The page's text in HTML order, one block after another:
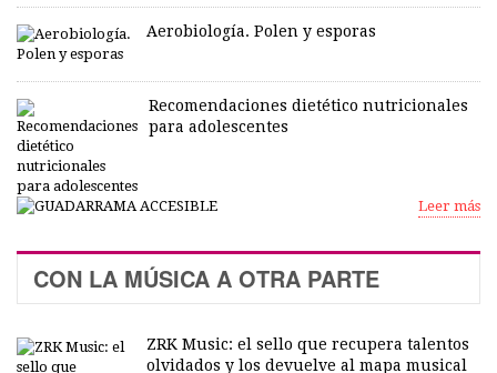
Aerobiología. Polen y esporas
Recomendaciones dietético nutricionales
para adolescentes
Leer más
CON LA MÚSICA A OTRA PARTE
ZRK Music: el sello que recupera talentos
olvidados y los devuelve al mapa musical